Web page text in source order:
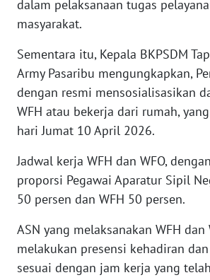
dalam pelaksanaan tugas
masyarakat.
Sementara itu, Kepala BKPSDM
Army Pasaribu mengungkapkan,
dengan resmi mensosialisasikan
WFH atau bekerja dari rumah,
hari Jumat 10 April 2026.
Jadwal kerja WFH dan WFO,
proporsi Pegawai Aparatur Sipil
50 persen dan WFH 50 persen.
ASN yang melaksanakan WFH dan
melakukan presensi kehadiran
sesuai dengan jam kerja yang
NUSANTARA
WN
WN
JATIM
WN
BALI
WN
KALTENG